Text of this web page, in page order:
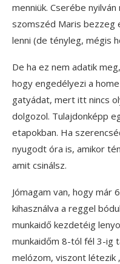
menniük. Cserébe
szomszéd Maris bezzeg
lenni (de tényleg, mégis
De ha ez nem adatik
hogy engedélyezi a
gatyádat, mert itt nincs
dolgozol. Tulajdonképp
etapokban. Ha
nyugodt óra is, amikor
amit csinálsz.
Jómagam van, hogy már
kihasználva a reggel
munkaidő kezdetéig
munkaidőm 8-tól fél 3-ig
melózom, viszont létezik